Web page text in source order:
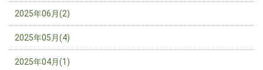
2025年06月(2)
2025年05月(4)
2025年04月(1)